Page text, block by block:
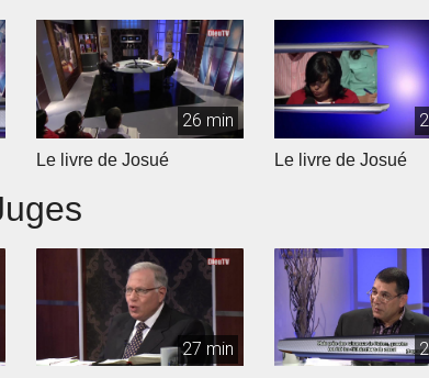
26 min
Le livre de Josué Le livre de Josué
27 min